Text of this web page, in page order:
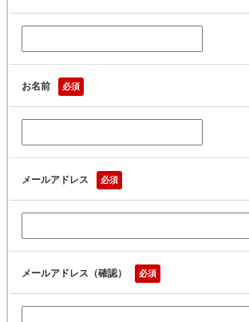
お名前 必須
メールアドレス 必須
メールアドレス（確認） 必須